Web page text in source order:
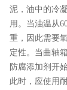
泥，油中的冷
用。当油温从
重，因此需要
定性。当曲轴
防腐添加剂开
此时，应使用